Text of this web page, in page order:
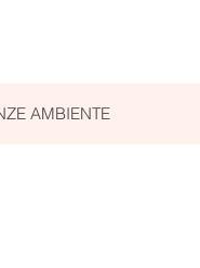
AMBIENTE